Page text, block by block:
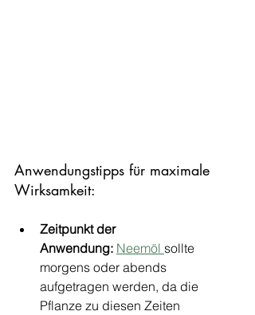
Anwendungstipps für maximale
Wirksamkeit:
Zeitpunkt der
Anwendung: Neemöl sollte
morgens oder abends
aufgetragen werden, da die
Pflanze zu diesen Zeiten